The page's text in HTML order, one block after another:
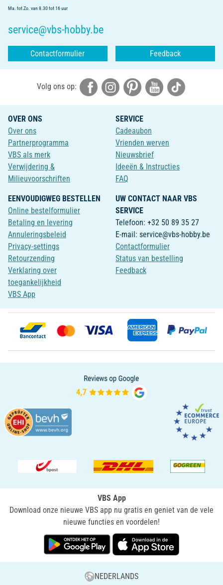
Ma. tot Zo. van 8.30 tot 16 uur
service@vbs-hobby.be
Contactformulier Feedback
Volg ons op:
OVER ONS
Over ons
Partnerprogramma
VBS als merk
Verwijdering &
Milieuvoorschriften
SERVICE
Cadeaubon
Vrienden werven
Nieuwsbrief
Ideeën & Instructies
FAQ
EENVOUDIGWEG BESTELLEN
Online bestelformulier
Betaling en levering
Annuleringsbeleid
Privacy-settings
Retourzending
Verklaring over
toegankelijkheid
VBS App
UW CONTACT NAAR VBS
SERVICE
Telefoon: +32 50 89 35 27
E-mail: service@vbs-hobby.be
Contactformulier
Status van bestelling
Feedback
VBS App
Download onze nieuwe VBS app nu gratis en geniet van de vele
nieuwe functies en voordelen!
NEDERLANDS